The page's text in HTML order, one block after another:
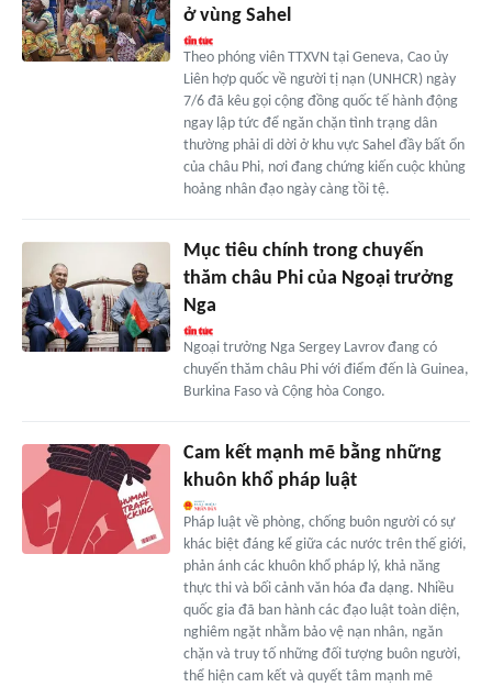
ở vùng Sahel
Theo phóng viên TTXVN tại Geneva, Cao ủy
Liên hợp quốc về người tị nạn (UNHCR) ngày
7/6 đã kêu gọi cộng đồng quốc tế hành động
ngay lập tức để ngăn chặn tình trạng dân
thường phải di dời ở khu vực Sahel đầy bất ổn
của châu Phi, nơi đang chứng kiến cuộc khủng
hoảng nhân đạo ngày càng tồi tệ.
Mục tiêu chính trong chuyến
thăm châu Phi của Ngoại trưởng
Nga
Ngoại trưởng Nga Sergey Lavrov đang có
chuyến thăm châu Phi với điểm đến là Guinea,
Burkina Faso và Cộng hòa Congo.
Cam kết mạnh mẽ bằng những
khuôn khổ pháp luật
Pháp luật về phòng, chống buôn người có sự
khác biệt đáng kể giữa các nước trên thế giới,
phản ánh các khuôn khổ pháp lý, khả năng
thực thi và bối cảnh văn hóa đa dạng. Nhiều
quốc gia đã ban hành các đạo luật toàn diện,
nghiêm ngặt nhằm bảo vệ nạn nhân, ngăn
chặn và truy tố những đối tượng buôn người,
thể hiện cam kết và quyết tâm mạnh mẽ